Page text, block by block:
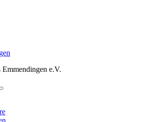
e.V.